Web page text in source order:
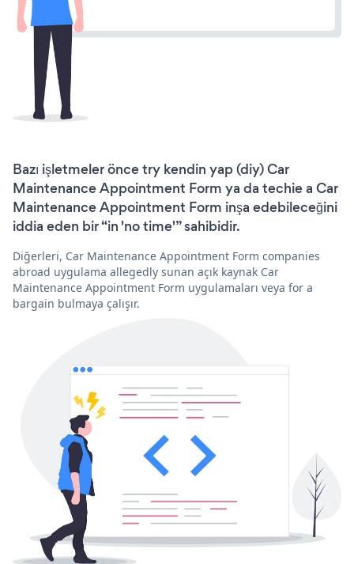
Bazı işletmeler önce try kendin yap (diy) Car
Maintenance Appointment Form ya da techie a Car
Maintenance Appointment Form inşa edebileceğini
iddia eden bir “in 'no time'” sahibidir.
Diğerleri, Car Maintenance Appointment Form companies
abroad uygulama allegedly sunan açık kaynak Car
Maintenance Appointment Form uygulamaları veya for a
bargain bulmaya çalışır.